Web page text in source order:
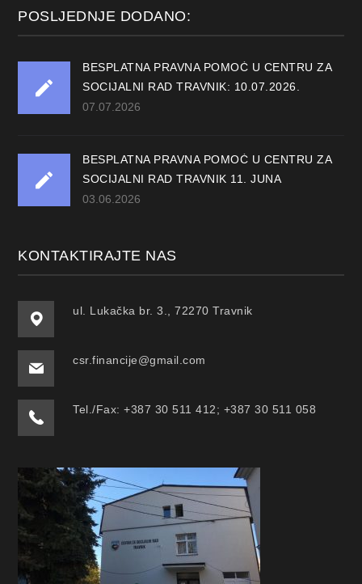
POSLJEDNJE DODANO:
BESPLATNA PRAVNA POMOĆ U CENTRU ZA
SOCIJALNI RAD TRAVNIK: 10.07.2026.
07.07.2026
BESPLATNA PRAVNA POMOĆ U CENTRU ZA
SOCIJALNI RAD TRAVNIK 11. JUNA
03.06.2026
KONTAKTIRAJTE NAS
ul. Lukačka br. 3., 72270 Travnik
csr.financije@gmail.com
Tel./Fax: +387 30 511 412; +387 30 511 058